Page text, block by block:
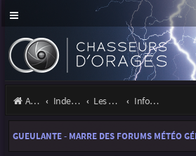
Accueil Index du forum Les orages Infos, projets et liens utiles à la communauté
GUEULANTE - MARRE DES FORUMS MÉTÉO